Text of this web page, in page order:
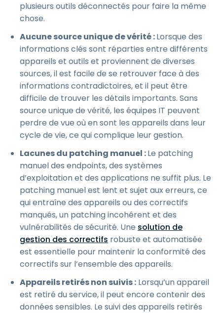
plusieurs outils déconnectés pour faire la même
chose.
Aucune source unique de vérité :Lorsque des
informations clés sont réparties entre différents
appareils et outils et proviennent de diverses
sources, il est facile de se retrouver face à des
informations contradictoires, et il peut être
difficile de trouver les détails importants. Sans
source unique de vérité, les équipes IT peuvent
perdre de vue où en sont les appareils dans leur
cycle de vie, ce qui complique leur gestion.
Lacunes du patching manuel :Le patching
manuel des endpoints, des systèmes
d’exploitation et des applications ne suffit plus. Le
patching manuel est lent et sujet aux erreurs, ce
qui entraîne des appareils ou des correctifs
manqués, un patching incohérent et des
vulnérabilités de sécurité. Une solution de
gestion des correctifs robuste et automatisée
est essentielle pour maintenir la conformité des
correctifs sur l’ensemble des appareils.
Appareils retirés non suivis : Lorsqu’un appareil
est retiré du service, il peut encore contenir des
données sensibles. Le suivi des appareils retirés